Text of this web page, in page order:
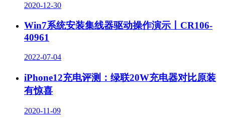
2020-12-30
Win7系统安装集线器驱动操作演示丨CR106-
40961
2022-07-04
iPhone12充电评测：绿联20W充电器对比原装
有惊喜
2020-11-09